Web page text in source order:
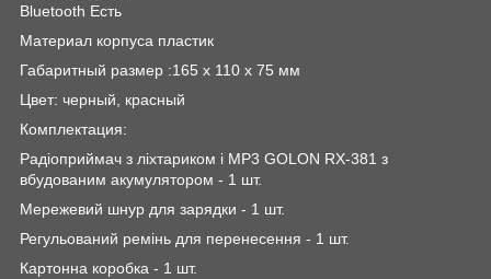
Bluetooth Есть
Материал корпуса пластик
Габаритный размер :165 x 110 x 75 мм
Цвет: черный, красный
Комплектация:
Радіоприймач з ліхтариком і MP3 GOLON RX-381 з
вбудованим акумулятором - 1 шт.
Мережевий шнур для зарядки - 1 шт.
Регульований ремінь для перенесення - 1 шт.
Картонна коробка - 1 шт.